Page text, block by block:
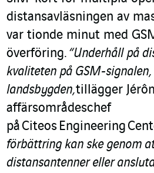
distansavläsningen av
var tionde minut med
överföring. “Underhåll på
kvaliteten på GSM-
landsbygden,tillägger
affärsområdeschef
på Citeos Engineering
förbättring kan ske genom
distansantenner eller